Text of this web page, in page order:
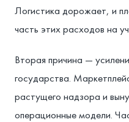
Логистика дорожает, и
часть этих расходов на
Вторая причина —
государства.
растущего надзора и
операционные модели.